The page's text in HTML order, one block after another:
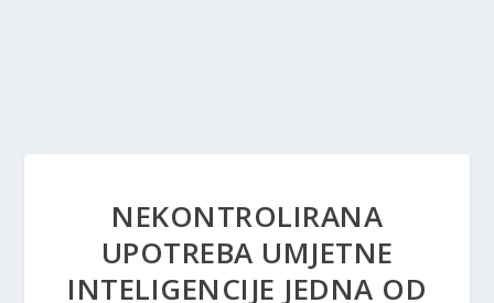
NEKONTROLIRANA
UPOTREBA UMJETNE
INTELIGENCIJE JEDNA OD